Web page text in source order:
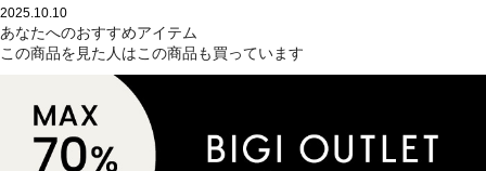
2025.10.10
あなたへのおすすめアイテム
この商品を見た人はこの商品も買っています